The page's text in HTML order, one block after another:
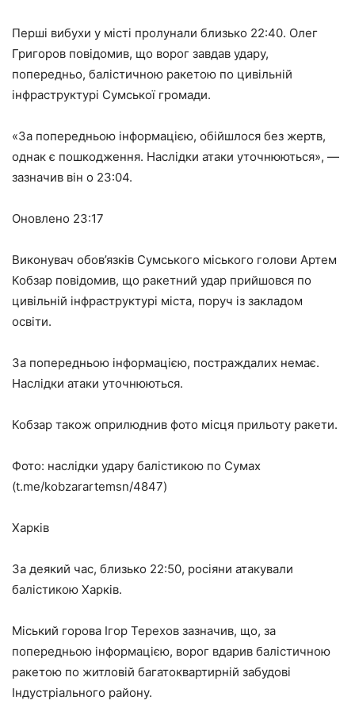
Перші вибухи у місті пролунали близько 22:40. Олег
Григоров повідомив, що ворог завдав удару,
попередньо, балістичною ракетою по цивільній
інфраструктурі Сумської громади.
«За попередньою інформацією, обійшлося без жертв,
однак є пошкодження. Наслідки атаки уточнюються», —
зазначив він о 23:04.
Оновлено 23:17
Виконувач обов’язків Сумського міського голови Артем
Кобзар повідомив, що ракетний удар прийшовся по
цивільній інфраструктурі міста, поруч із закладом
освіти.
За попередньою інформацією, постраждалих немає.
Наслідки атаки уточнюються.
Кобзар також оприлюднив фото місця прильоту ракети.
Фото: наслідки удару балістикою по Сумах
(t.me/kobzarartemsn/4847)
Харків
За деякий час, близько 22:50, росіяни атакували
балістикою Харків.
Міський горова Ігор Терехов зазначив, що, за
попередньою інформацією, ворог вдарив балістичною
ракетою по житловій багатоквартирній забудові
Індустріального району.